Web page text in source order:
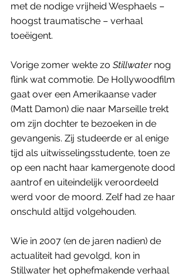
met de nodige vrijheid Wesphaels –
hoogst traumatische – verhaal
toeëigent.
Vorige zomer wekte zo Stillwater nog
flink wat commotie. De Hollywoodfilm
gaat over een Amerikaanse vader
(Matt Damon) die naar Marseille trekt
om zijn dochter te bezoeken in de
gevangenis. Zij studeerde er al enige
tijd als uitwisselingsstudente, toen ze
op een nacht haar kamergenote dood
aantrof en uiteindelijk veroordeeld
werd voor de moord. Zelf had ze haar
onschuld altijd volgehouden.
Wie in 2007 (en de jaren nadien) de
actualiteit had gevolgd, kon in
Stillwater het ophefmakende verhaal